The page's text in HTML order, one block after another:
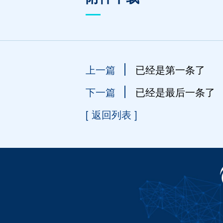
上一篇
已经是第一条了
下一篇
已经是最后一条了
[ 返回列表 ]